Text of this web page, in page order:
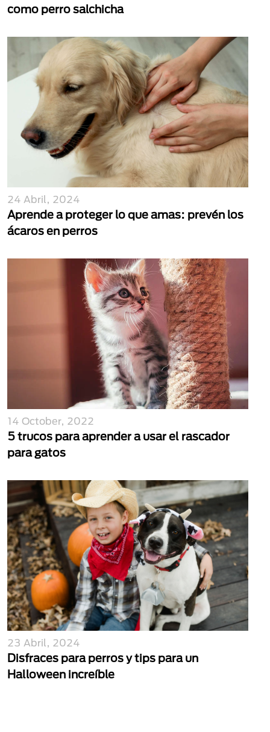
como perro salchicha
24 Abril, 2024
Aprende a proteger lo que amas: prevén los
ácaros en perros
14 October, 2022
5 trucos para aprender a usar el rascador
para gatos
23 Abril, 2024
Disfraces para perros y tips para un
Halloween increíble